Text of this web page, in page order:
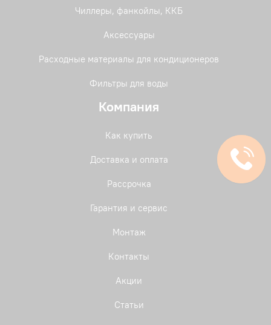
Чиллеры, фанкойлы, ККБ
Аксессуары
Расходные материалы для кондиционеров
Фильтры для воды
Компания
Как купить
Доставка и оплата
Рассрочка
Гарантия и сервис
Монтаж
Контакты
Акции
Статьи